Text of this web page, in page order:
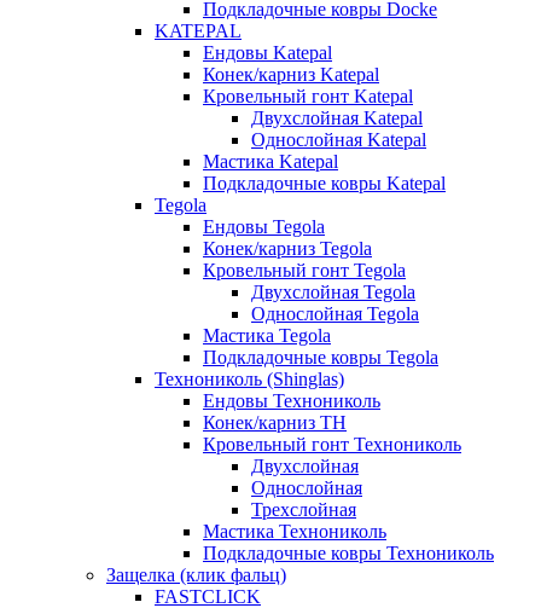
Подкладочные ковры Docke
KATEPAL
Ендовы Katepal
Конек/карниз Katepal
Кровельный гонт Katepal
Двухслойная Katepal
Однослойная Katepal
Мастика Katepal
Подкладочные ковры Katepal
Tegola
Ендовы Tegola
Конек/карниз Tegola
Кровельный гонт Tegola
Двухслойная Tegola
Однослойная Tegola
Мастика Tegola
Подкладочные ковры Tegola
Технониколь (Shinglas)
Ендовы Технониколь
Конек/карниз ТН
Кровельный гонт Технониколь
Двухслойная
Однослойная
Трехслойная
Мастика Технониколь
Подкладочные ковры Технониколь
Защелка (клик фальц)
FASTCLICK